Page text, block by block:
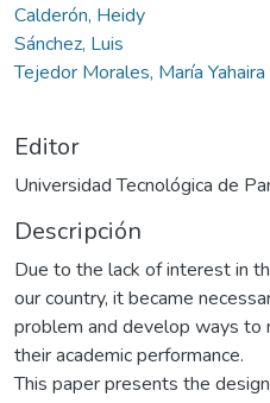
Calderón, Heidy
Sánchez, Luis
Tejedor Morales, María Yahaira
Editor
Universidad Tecnológica de
Descripción
Due to the lack of interest in
our country, it became
problem and develop ways
their academic performance.
This paper presents the